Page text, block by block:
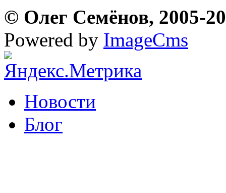
© Олег Семёнов, 2005-
Powered by ImageCms
Новости
Блог